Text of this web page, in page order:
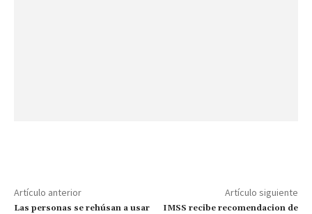
Artículo anterior
Las personas se rehúsan a usar
Artículo siguiente
IMSS recibe recomendacion de